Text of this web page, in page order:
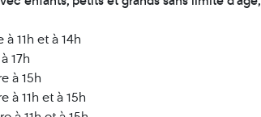
11h et à 14h
17h
à 15h
à 11h et à 15h